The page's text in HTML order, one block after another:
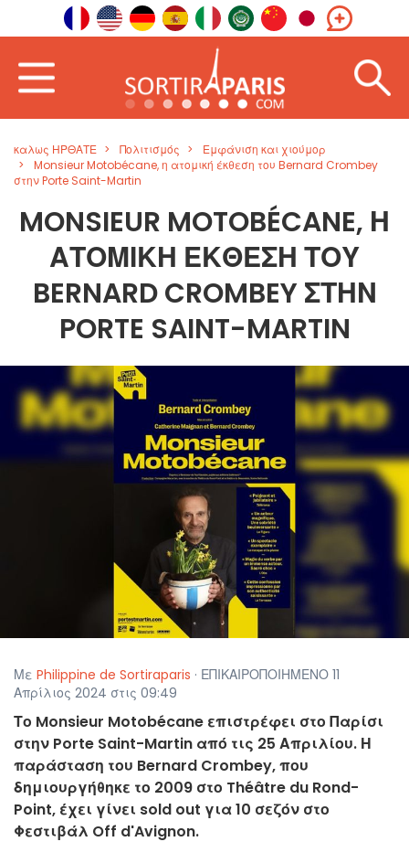
καλως ΗΡΘΑΤΕ Πολιτισμός
Εμφάνιση και χιούμορ
Monsieur Motobécane, η ατομική έκθεση του Bernard Crombey
στην Porte Saint-Martin
MONSIEUR MOTOBÉCANE, Η
ΑΤΟΜΙΚΉ ΈΚΘΕΣΗ ΤΟΥ
BERNARD CROMBEY ΣΤΗΝ
PORTE SAINT-MARTIN
Με Philippine de Sortiraparis · ΕΠΙΚΑΙΡΟΠΟΙΗΜΕΝΟ 11
Απρίλιος 2024 στις 09:49
Το Monsieur Motobécane επιστρέφει στο Παρίσι
στην Porte Saint-Martin από τις 25 Απριλίου. Η
παράσταση του Bernard Crombey, που
δημιουργήθηκε το 2009 στο Théâtre du Rond-
Point, έχει γίνει sold out για 10 σεζόν στο
Φεστιβάλ Off d'Avignon.